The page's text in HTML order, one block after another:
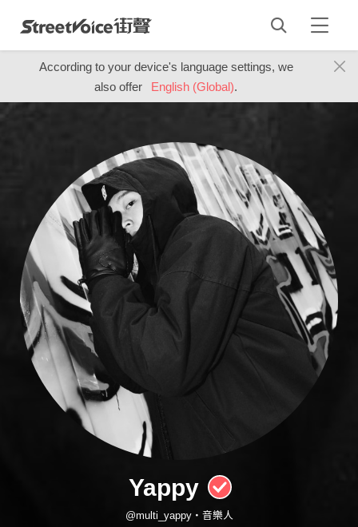
According to your device's language settings, we
also offer
English (Global).
Yappy
@multi_yappy・音樂人